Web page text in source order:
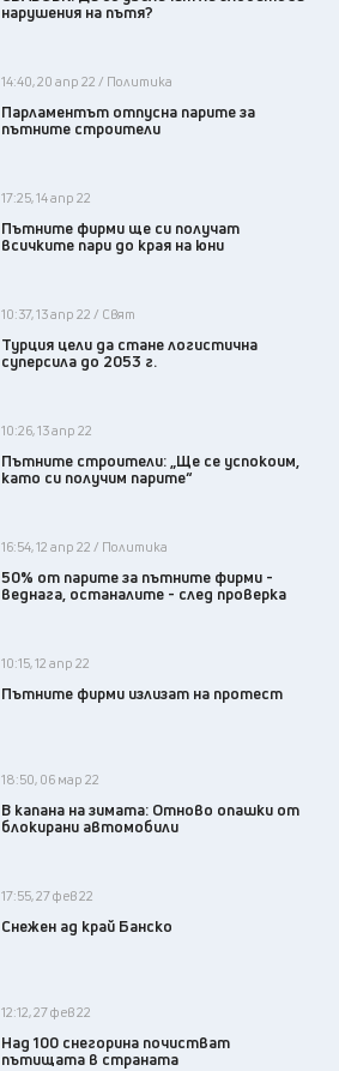
нарушения на пътя?
14:40, 20 апр 22 / Политика
Парламентът отпусна парите за
пътните строители
17:25, 14 апр 22
Пътните фирми ще си получат
всичките пари до края на юни
10:37, 13 апр 22 / Свят
Турция цели да стане логистична
суперсила до 2053 г.
10:26, 13 апр 22
Пътните строители: „Ще се успокоим,
като си получим парите“
16:54, 12 апр 22 / Политика
50% от парите за пътните фирми -
веднага, останалите - след проверка
10:15, 12 апр 22
Пътните фирми излизат на протест
18:50, 06 мар 22
В капана на зимата: Отново опашки от
блокирани автомобили
17:55, 27 фев 22
Снежен ад край Банско
12:12, 27 фев 22
Над 100 снегорина почистват
пътищата в страната